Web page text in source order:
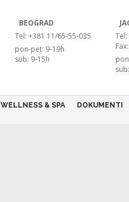
BEOGRAD
Tel: +381 11/65-55-035
pon-pet: 9-19h
sub: 9-15h
WELLNESS & SPA DOKUMENTI